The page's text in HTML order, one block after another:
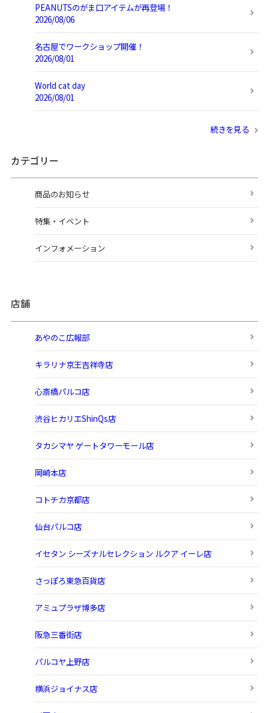
PEANUTSのがま口アイテムが再登場！
2026/08/06
名古屋でワークショップ開催！
2026/08/01
World cat day
2026/08/01
続きを見る
カテゴリー
商品のお知らせ
特集・イベント
インフォメーション
店舗
あやのこ広報部
キラリナ京王吉祥寺店
心斎橋パルコ店
渋谷ヒカリエShinQs店
タカシマヤ ゲートタワーモール店
岡崎本店
コトチカ京都店
仙台パルコ店
イセタン シーズナルセレクション ルクア イーレ店
さっぽろ東急百貨店
アミュプラザ博多店
阪急三番街店
パルコヤ上野店
横浜ジョイナス店